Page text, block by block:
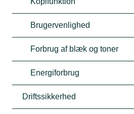
Brugervenlighed
Forbrug af blæk og toner
Energiforbrug
Driftssikkerhed